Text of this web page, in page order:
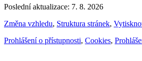
Poslední aktualizace: 7. 8. 2026
Změna vzhledu, Struktura stránek,
Prohlášení o přístupnosti, Cookies,